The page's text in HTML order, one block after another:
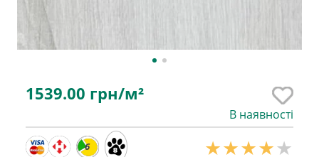
1539.00 грн/м²
В наявності
6